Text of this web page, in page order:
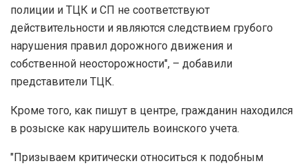
полиции и ТЦК и СП не соответствуют
действительности и являются следствием грубого
нарушения правил дорожного движения и
собственной неосторожности", – добавили
представители ТЦК.
Кроме того, как пишут в центре, гражданин находился
в розыске как нарушитель воинского учета.
"Призываем критически относиться к подобным